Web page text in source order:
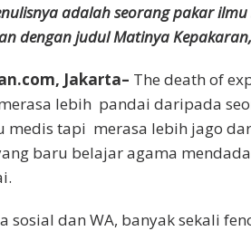
adalah seorang pakar
dengan judul Matinya
Jakarta– The death of
lebih pandai daripada
medis tapi merasa lebih jago
baru belajar agama
sosial dan WA, banyak sekali